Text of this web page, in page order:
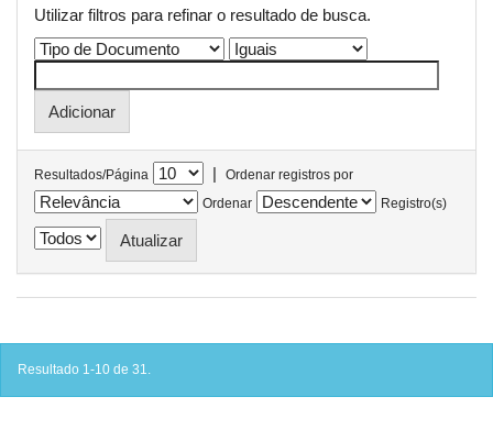
Utilizar filtros para refinar o resultado de busca.
Resultados/Página |
Ordenar registros por
Ordenar
Registro(s)
Resultado 1-10 de 31.